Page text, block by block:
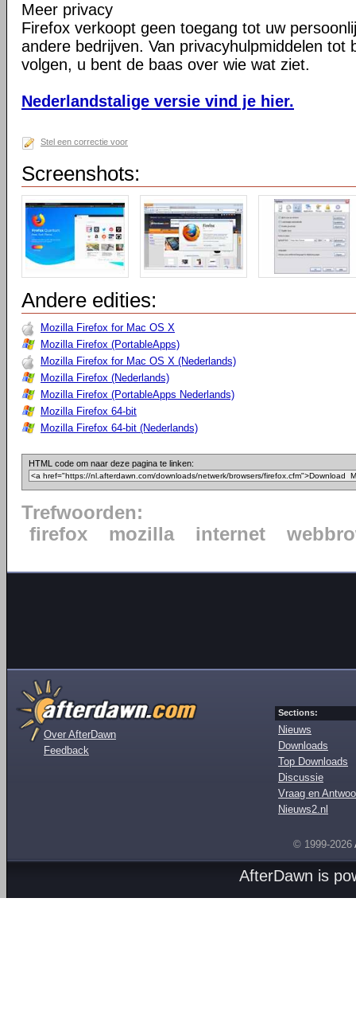
Meer privacy
Firefox verkoopt geen toegang tot uw
andere bedrijven. Van privacyhulpmiddelen tot
volgen, u bent de baas over wie wat ziet.
Nederlandstalige versie vind je hier.
Stel een correctie voor
Screenshots:
Andere edities:
Mozilla Firefox for Mac OS X
Mozilla Firefox (PortableApps)
Mozilla Firefox for Mac OS X (Nederlands)
Mozilla Firefox (Nederlands)
Mozilla Firefox (PortableApps Nederlands)
Mozilla Firefox 64-bit
Mozilla Firefox 64-bit (Nederlands)
HTML code om naar deze pagina te linken:
Trefwoorden:
firefox
mozilla internet
Over AfterDawn
Feedback
Sections:
Nieuws
Downloads
Top Downloads
Discussie
Vraag en
Nieuws2.nl
© 1999-2026
AfterDawn is